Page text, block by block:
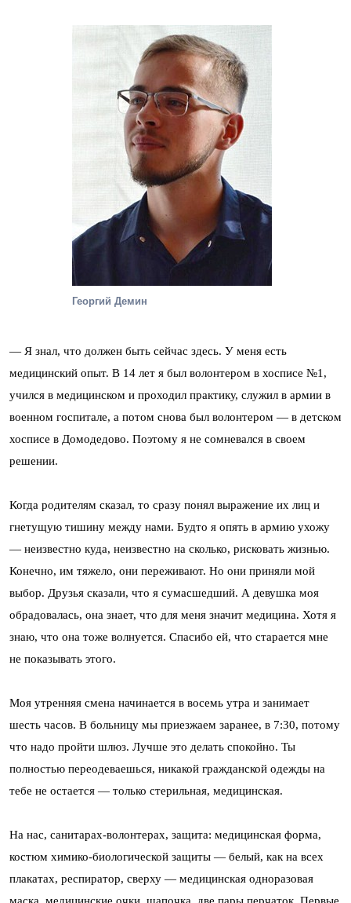
Георгий Демин
— Я знал, что должен быть сейчас здесь. У меня есть
медицинский опыт. В 14 лет я был волонтером в хосписе №1,
учился в медицинском и проходил практику, служил в армии в
военном госпитале, а потом снова был волонтером — в детском
хосписе в Домодедово. Поэтому я не сомневался в своем
решении.
Когда родителям сказал, то сразу понял выражение их лиц и
гнетущую тишину между нами. Будто я опять в армию ухожу
— неизвестно куда, неизвестно на сколько, рисковать жизнью.
Конечно, им тяжело, они переживают. Но они приняли мой
выбор. Друзья сказали, что я сумасшедший. А девушка моя
обрадовалась, она знает, что для меня значит медицина. Хотя я
знаю, что она тоже волнуется. Спасибо ей, что старается мне
не показывать этого.
Моя утренняя смена начинается в восемь утра и занимает
шесть часов. В больницу мы приезжаем заранее, в 7:30, потому
что надо пройти шлюз. Лучше это делать спокойно. Ты
полностью переодеваешься, никакой гражданской одежды на
тебе не остается — только стерильная, медицинская.
На нас, санитарах-волонтерах, защита: медицинская форма,
костюм химико-биологической защиты — белый, как на всех
плакатах, респиратор, сверху — медицинская одноразовая